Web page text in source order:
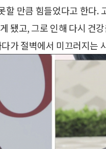
만큼 힘들었다고 한다.
됐고, 그로 인해 다시 건
가 절벽에서 미끄러지는